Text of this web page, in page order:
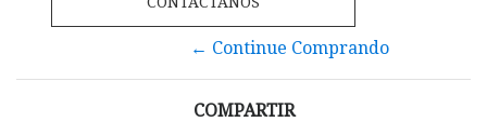
← Continue Comprando
COMPARTIR